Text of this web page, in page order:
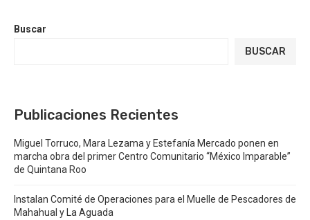
Buscar
BUSCAR
Publicaciones Recientes
Miguel Torruco, Mara Lezama y Estefanía Mercado ponen en
marcha obra del primer Centro Comunitario “México Imparable”
de Quintana Roo
Instalan Comité de Operaciones para el Muelle de Pescadores de
Mahahual y La Aguada